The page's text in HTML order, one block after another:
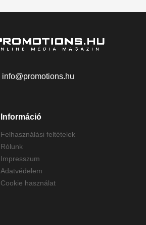
info@promotions.hu
Információ
Felhasználási feltételek
Rólunk
Impresszum
Adatvédelem
Cookie használat